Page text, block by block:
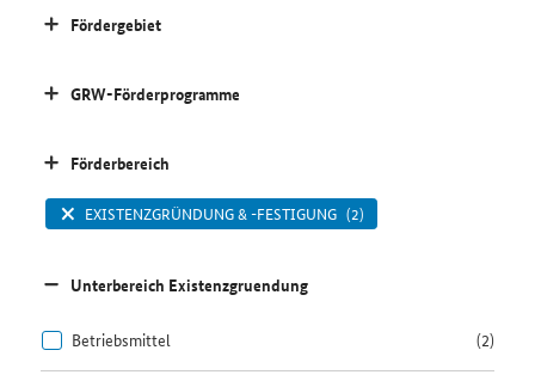
Fördergebiet
GRW-Förderprogramme
Förderbereich
EXISTENZGRÜNDUNG & -FESTIGUNG (2)
Unterbereich Existenzgruendung
Betriebsmittel (2)